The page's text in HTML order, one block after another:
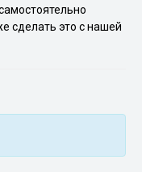
сделать это с нашей